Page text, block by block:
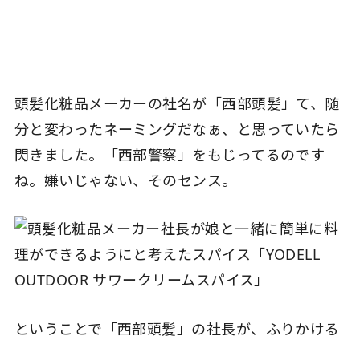
頭髪化粧品メーカーの社名が「西部頭髪」て、随
分と変わったネーミングだなぁ、と思っていたら
閃きました。「西部警察」をもじってるのです
ね。嫌いじゃない、そのセンス。
ということで「西部頭髪」の社長が、ふりかける